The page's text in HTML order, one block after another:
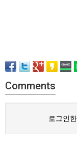
Comments
로그인